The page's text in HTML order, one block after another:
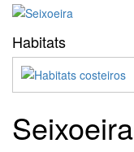
Habitats
Seixoeira